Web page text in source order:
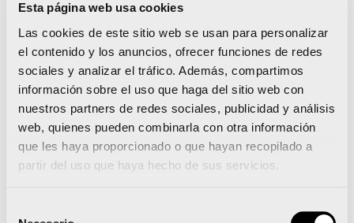
Esta página web usa cookies
Las cookies de este sitio web se usan para personalizar
el contenido y los anuncios, ofrecer funciones de redes
sociales y analizar el tráfico. Además, compartimos
información sobre el uso que haga del sitio web con
nuestros partners de redes sociales, publicidad y análisis
web, quienes pueden combinarla con otra información
que les haya proporcionado o que hayan recopilado a
partir del uso que haya hecho de sus servicios.
marcas
Y por último, el10K Valencia Ibercaja by
Kiprunno se queda atrás en cuanto a sus
registros, siendo protagonista habitual también
de récords del mundo, de Europa, España y de
un buen número de corredores en la meta.